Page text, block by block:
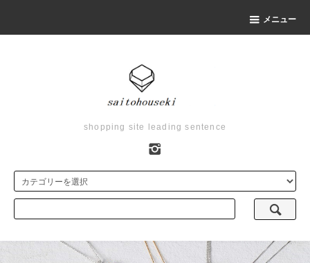
メニュー
shopping site leading sentence